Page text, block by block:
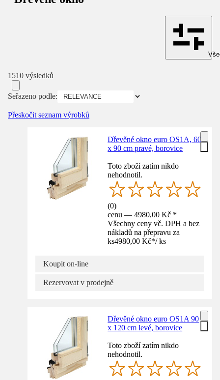
1510 výsledků
Seřazeno podle:
Přeskočit seznam výrobků
Dřevěné okno euro OS1A, 60
x 90 cm pravé, borovice
Toto zboží zatím nikdo
nehodnotil.
(0)
cenu — 4980,00 Kč *
Všechny ceny vč. DPH a bez
nákladů na přepravu za
ks4980,00 Kč*/ ks
Koupit on-line
Rezervovat v prodejně
Dřevěné okno euro OS1A 90
x 120 cm levé, borovice
Toto zboží zatím nikdo
nehodnotil.